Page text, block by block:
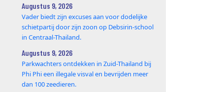
Augustus 9, 2026
Vader biedt zijn excuses aan voor dodelijke
schietpartij door zijn zoon op Debsirin-school
in Centraal-Thailand.
Augustus 9, 2026
Parkwachters ontdekken in Zuid-Thailand bij
Phi Phi een illegale visval en bevrijden meer
dan 100 zeedieren.